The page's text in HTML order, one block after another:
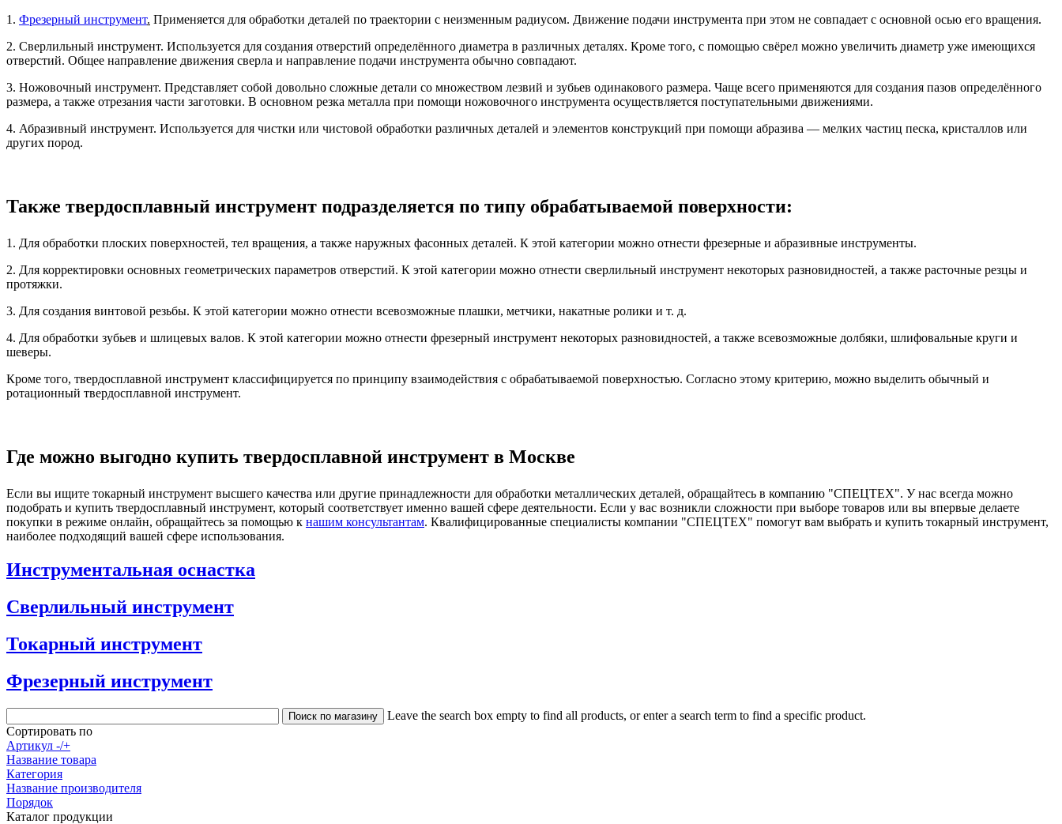
1. Фрезерный инструмент. Применяется для обработки деталей по траектории с неизменным радиусом. Движение подачи инструмента при этом не совпадает с основной осью его вращения.
2. Сверлильный инструмент. Используется для создания отверстий определённого диаметра в различных деталях. Кроме того, с помощью свёрел можно увеличить диаметр уже имеющихся
отверстий. Общее направление движения сверла и направление подачи инструмента обычно совпадают.
3. Ножовочный инструмент. Представляет собой довольно сложные детали со множеством лезвий и зубьев одинакового размера. Чаще всего применяются для создания пазов определённого
размера, а также отрезания части заготовки. В основном резка металла при помощи ножовочного инструмента осуществляется поступательными движениями.
4. Абразивный инструмент. Используется для чистки или чистовой обработки различных деталей и элементов конструкций при помощи абразива — мелких частиц песка, кристаллов или
других пород.
Также твердосплавный инструмент подразделяется по типу обрабатываемой поверхности:
1. Для обработки плоских поверхностей, тел вращения, а также наружных фасонных деталей. К этой категории можно отнести фрезерные и абразивные инструменты.
2. Для корректировки основных геометрических параметров отверстий. К этой категории можно отнести сверлильный инструмент некоторых разновидностей, а также расточные резцы и
протяжки.
3. Для создания винтовой резьбы. К этой категории можно отнести всевозможные плашки, метчики, накатные ролики и т. д.
4. Для обработки зубьев и шлицевых валов. К этой категории можно отнести фрезерный инструмент некоторых разновидностей, а также всевозможные долбяки, шлифовальные круги и
шеверы.
Кроме того, твердосплавной инструмент классифицируется по принципу взаимодействия с обрабатываемой поверхностью. Согласно этому критерию, можно выделить обычный и
ротационный твердосплавной инструмент.
Где можно выгодно купить твердосплавной инструмент в Москве
Если вы ищите токарный инструмент высшего качества или другие принадлежности для обработки металлических деталей, обращайтесь в компанию "СПЕЦТЕХ". У нас всегда можно
подобрать и купить твердосплавный инструмент, который соответствует именно вашей сфере деятельности. Если у вас возникли сложности при выборе товаров или вы впервые делаете
покупки в режиме онлайн, обращайтесь за помощью к нашим консультантам. Квалифицированные специалисты компании "СПЕЦТЕХ" помогут вам выбрать и купить токарный инструмент,
наиболее подходящий вашей сфере использования.
Инструментальная оснастка
Сверлильный инструмент
Токарный инструмент
Фрезерный инструмент
Leave the search box empty to find all products, or enter a search term to find a specific product.
Сортировать по
Артикул -/+
Название товара
Категория
Название производителя
Порядок
Каталог продукции